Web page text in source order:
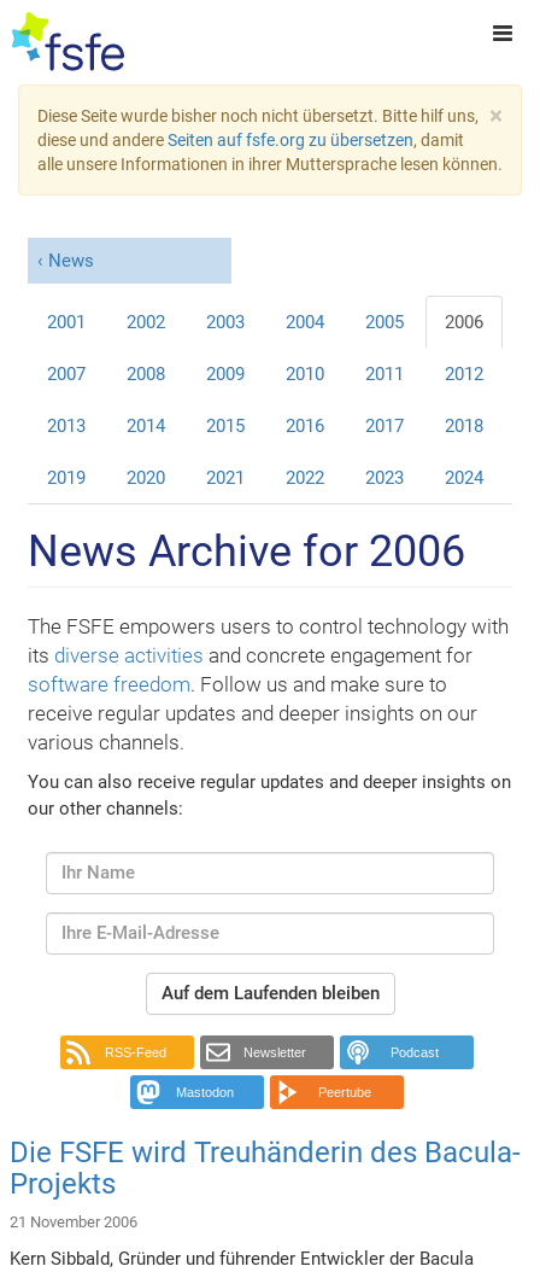
×
Diese Seite wurde bisher noch nicht übersetzt. Bitte hilf uns,
diese und andereSeiten auf fsfe.org zu übersetzen, damit
alle unsere Informationen in ihrer Muttersprache lesen können.
News
2001 2002 2003 2004 2005 2006
2007 2008 2009 2010 2011 2012
2013 2014 2015 2016 2017 2018
2019 2020 2021 2022 2023 2024
News Archive for 2006
The FSFE empowers users to control technology with
its diverse activities and concrete engagement for
software freedom. Follow us and make sure to
receive regular updates and deeper insights on our
various channels.
You can also receive regular updates and deeper insights on
our other channels:
Auf dem Laufenden bleiben
RSS-Feed Newsletter Podcast
Mastodon Peertube
Die FSFE wird Treuhänderin des Bacula-
Projekts
21 November 2006
Kern Sibbald, Gründer und führender Entwickler der Bacula